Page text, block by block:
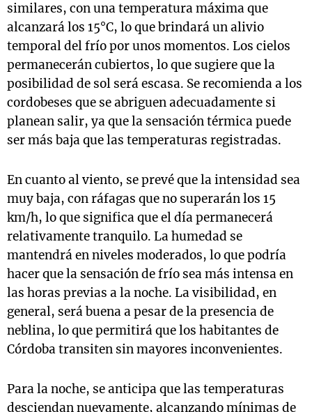
similares, con una temperatura máxima que
alcanzará los 15°C, lo que brindará un alivio
temporal del frío por unos momentos. Los cielos
permanecerán cubiertos, lo que sugiere que la
posibilidad de sol será escasa. Se recomienda a los
cordobeses que se abriguen adecuadamente si
planean salir, ya que la sensación térmica puede
ser más baja que las temperaturas registradas.
En cuanto al viento, se prevé que la intensidad sea
muy baja, con ráfagas que no superarán los 15
km/h, lo que significa que el día permanecerá
relativamente tranquilo. La humedad se
mantendrá en niveles moderados, lo que podría
hacer que la sensación de frío sea más intensa en
las horas previas a la noche. La visibilidad, en
general, será buena a pesar de la presencia de
neblina, lo que permitirá que los habitantes de
Córdoba transiten sin mayores inconvenientes.
Para la noche, se anticipa que las temperaturas
desciendan nuevamente, alcanzando mínimas de